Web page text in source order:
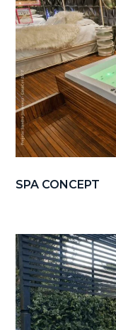
SPA CONCEPT